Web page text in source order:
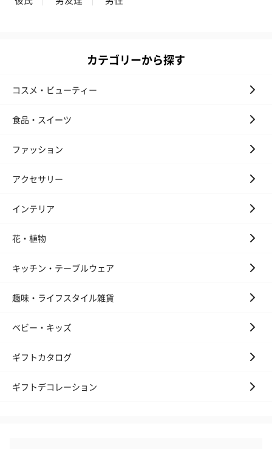
カテゴリーから探す
コスメ・ビューティー
食品・スイーツ
ファッション
アクセサリー
インテリア
花・植物
キッチン・テーブルウェア
趣味・ライフスタイル雑貨
ベビー・キッズ
ギフトカタログ
ギフトデコレーション